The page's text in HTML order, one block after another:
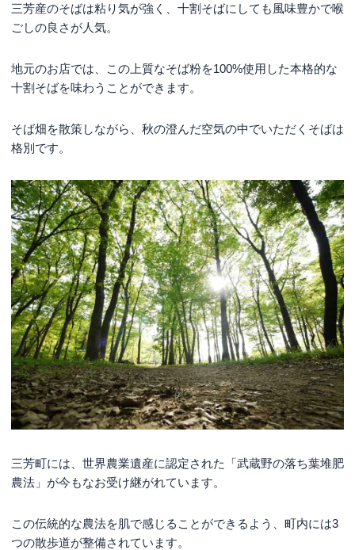
三芳産のそばは粘り気が強く、十割そばにしても風味豊かで喉
ごしの良さが人気。
地元のお店では、この上質なそば粉を100%使用した本格的な
十割そばを味わうことができます。
そば畑を散策しながら、秋の澄んだ空気の中でいただくそばは
格別です。
三芳町には、世界農業遺産に認定された「武蔵野の落ち葉堆肥
農法」が今もなお受け継がれています。
この伝統的な農法を肌で感じることができるよう、町内には3
つの散歩道が整備されています。